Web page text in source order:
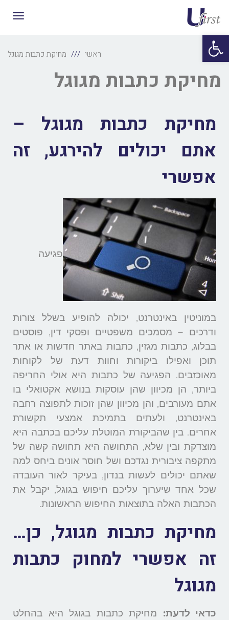
פתח סרגל נגישות
ראשי מחיקת כתבות מגוגל
מחיקת כתבות מגוגל
מחיקת כתבות מגוגל –
אתם יכולים להירגע, זה
אפשרי
פגיעה
במוניטין באינטרנט, יכולה להופיע בשלל צורות
ודרכים – מסמכים משפטיים ופסקי דין, פוסטים
בבלוג, כתבות מגזין, כתבות באתר חדשות או אתר
תוכן ואפילו ביקורות וחוות דעת של לקוחות
מאוכזבים. הפגיעה של כתבות היא אולי החריפה
ביותר, הן מכיוון שהן עוסקות בנושא אקטואלי בו
אתם מעורבים, והן מכיוון שהן זוכות לתפוצה רחבה
באינטרנט, ולעתים בתמיכת אמצעי תקשורת
אחרים. בין שהביקורת המוטלת עליכם בכתבה היא
מוצדקת ובין שלא, התחושה היא תחושה קשה של
מתקפה ציבורית נגדכם ושל חוסר אונים ביחס למה
שאתם יכולים לעשות בנדון, בעיקר לאור העובדה
שכל אחד שיערוך עליכם חיפוש בגוגל, יקבל את
הכתבות האלה בתוצאות החיפוש הראשונות.
מחיקת כתבות מגוגל, כן…
זה אפשרי למחוק כתבות
מגוגל
כדאי לדעת: מחיקת כתבות בגוגל היא בהחלט